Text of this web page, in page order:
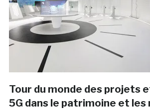
Tour du monde des projets
5G dans le patrimoine et les